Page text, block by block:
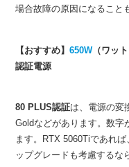
場合故障の原因になること
【おすすめ】 650W（ワッ
認証電源
80 PLUS認証は、電源の変
Goldなどがあります。数字
ます。RTX 5060Tiであれ
ップグレードも考慮するな